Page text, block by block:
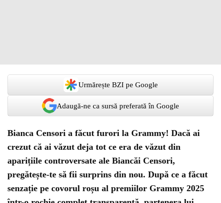
Urmărește BZI pe Google
Adaugă-ne ca sursă preferată în Google
Bianca Censori a făcut furori la Grammy! Dacă ai
crezut că ai văzut deja tot ce era de văzut din
aparițiile controversate ale Biancăi Censori,
pregătește-te să fii surprins din nou. După ce a făcut
senzație pe covorul roșu al premiilor Grammy 2025